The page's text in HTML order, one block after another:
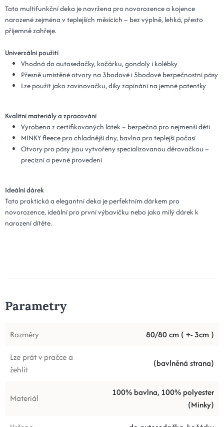
Tato multifunkční deka je navržena pro novorozence a kojence
narozené zejména v teplejších měsících – bez výplně, lehká, přesto
příjemně zahřeje.
Univerzální použití
Vhodná do autosedačky, kočárku, gondoly i kolébky
Přesně umístěné otvory na 3bodové i 5bodové bezpečnostní pásy
Lze použít jako zavinovačku, díky zapínání na jemné patentky
Kvalitní materiály a zpracování
Vyrobena z certifikovaných látek – bezpečná pro nejmenší děti
MINKY fleece pro chladnější dny, bavlna pro teplejší počasí
Otvory pro pásy jsou vytvořeny specializovanou děrovačkou –
precizní a pevné provedení
Ideální dárek
Tato praktická a elegantní deka je perfektním dárkem pro
novorozence, ideální pro první výbavičku nebo jako milý dárek k
narození dítěte.
Parametry
Rozměry
80/80 cm ( +- 3cm )
Lze prát v pračce a
žehlit
(bavlněná strana)
Materiál
100% bavlna, 100% polyester
(Minky)